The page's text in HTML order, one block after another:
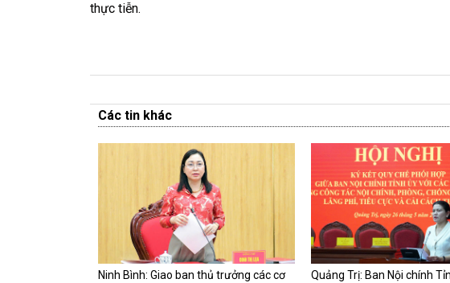
thực tiễn.
Các tin khác
Ninh Bình: Giao ban thủ trưởng các cơ
Quảng Trị: Ban Nội chính